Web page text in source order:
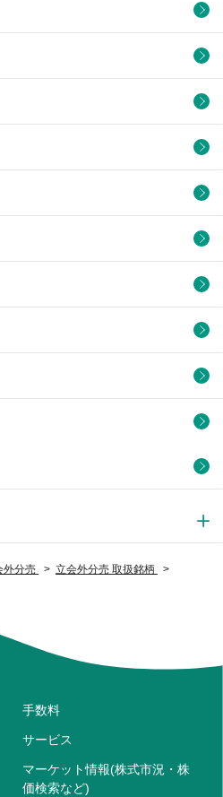
外分売
立会外分売 取扱銘柄
手数料
サービス
マーケット情報(株式市況・株
価検索など)